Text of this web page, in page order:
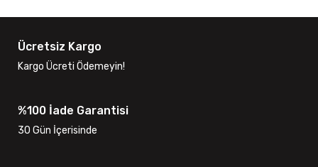
Ücretsiz Kargo
Kargo Ücreti Ödemeyin!
%100 İade Garantisi
30 Gün İçerisinde